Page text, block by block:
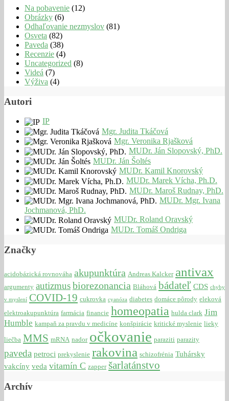
Na pobavenie (12)
Obrázky (6)
Odhaľovanie nezmyslov (81)
Osveta (82)
Paveda (38)
Recenzie (4)
Uncategorized (8)
Videá (7)
Výživa (4)
Autori
IP
Mgr. Judita Tkáčová
Mgr. Veronika Rjašková
MUDr. Ján Slopovský, PhD.
MUDr. Ján Šoltés
MUDr. Kamil Knorovský
MUDr. Marek Vícha, Ph.D.
MUDr. Maroš Rudnay, PhD.
MUDr. Mgr. Ivana
Jochmanová, PhD.
MUDr. Roland Oravský
MUDr. Tomáš Ondriga
Značky
acidobázická rovnováha akupunktúra Andreas Kalcker antivax
argumenty autizmusbiorezonancia Bláhová bádateľ CDS chyby
v myslení COVID-19 cukrovka cyanóza diabetes domáce pôrody eleková
elektroakupunktúra farmácia financie homeopatia hulda clark Jim
Humble kampaň za pravdu v medicíne konšpirácie kritické myslenie lieky
liečba MMS mRNA nador očkovanie paraziti parazity
paveda petroci prekyslenie rakovina schizofrénia Tuhársky
vakcíny veda vitamín C zapper šarlatánstvo
Archív